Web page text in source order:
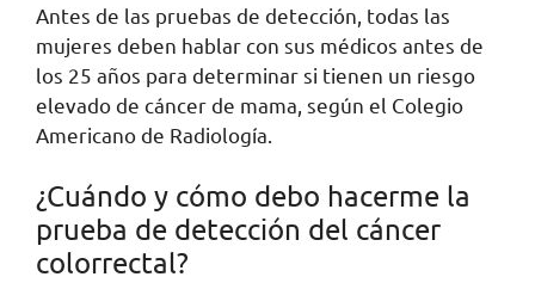
Antes de las pruebas de detección, todas las
mujeres deben hablar con sus médicos antes de
los 25 años para determinar si tienen un riesgo
elevado de cáncer de mama, según el Colegio
Americano de Radiología.
¿Cuándo y cómo debo hacerme la
prueba de detección del cáncer
colorrectal?